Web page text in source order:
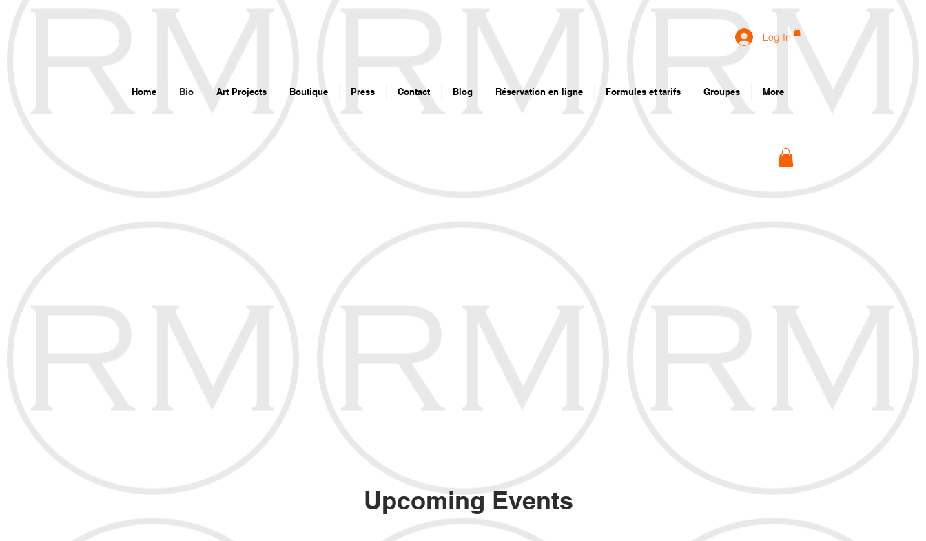
Log In
Home Bio Art Projects Boutique Press Contact Blog Réservation en ligne Formules et tarifs Groupes More
Upcoming Events